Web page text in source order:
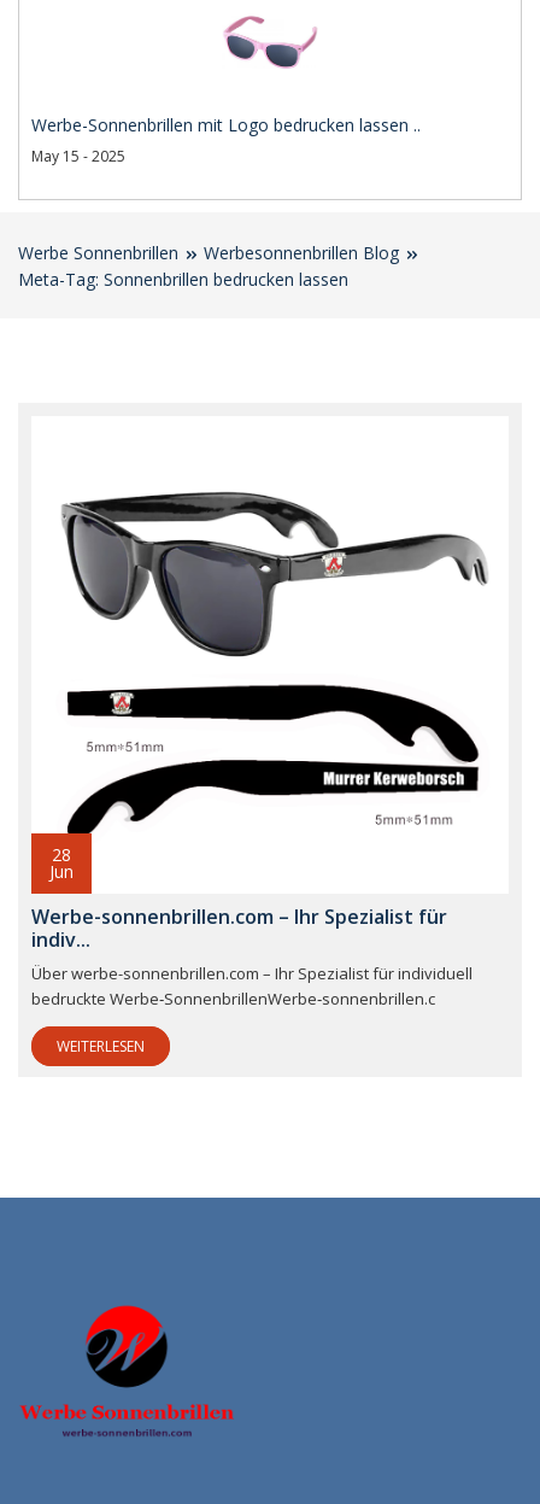
Werbe-Sonnenbrillen mit Logo bedrucken lassen ..
May 15 - 2025
Werbe Sonnenbrillen
Werbesonnenbrillen Blog
Meta-Tag: Sonnenbrillen bedrucken lassen
28
Jun
Werbe-sonnenbrillen.com – Ihr Spezialist für
indiv...
Über werbe-sonnenbrillen.com – Ihr Spezialist für individuell
bedruckte Werbe‑SonnenbrillenWerbe‑sonnenbrillen.c
WEITERLESEN